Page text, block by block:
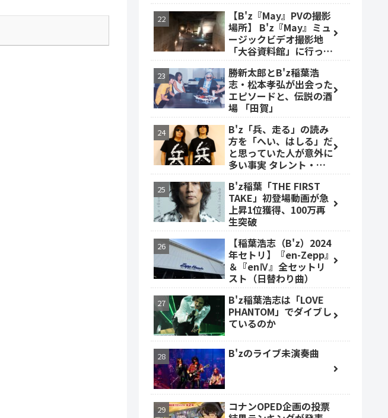
【B'z『May』PVの撮影
場所】 B'z『May』ミュ
ージックビデオ撮影地
「大谷資料館」に行って
勝新太郎とB'z稲葉浩
志・松本孝弘が出会った
エピソードと、伝説の酒
場 「田賀」
B'z「兵、走る」の読み
方を「へい、はしる」だ
と思っていた人が意外に
多い事実 タレント・ベ
B'z稲葉「THE FIRST
TAKE」初登場動画が急
上昇1位獲得、100万再
生突破
【稲葉浩志（B'z）2024
年セトリ】『en-Zepp』
＆『enⅣ』全セットリ
スト（日替わり曲）
B'z稲葉浩志は「LOVE
PHANTOM」でダイブし
ているのか
B'zのライブ未演奏曲
コナンOPED企画の投票